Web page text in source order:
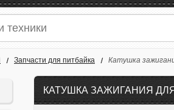
Запчасти для питбайка Катушка
КАТУШКА ЗАЖИГАНИЯ